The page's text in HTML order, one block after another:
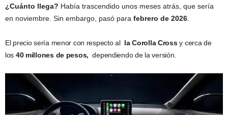
¿Cuánto llega? Había trascendido unos meses atrás, que sería
en noviembre. Sin embargo, pasó para febrero de 2026
El precio sería menor con respecto al la Corolla Crossy cerca de
los 40 millones de pesos, dependiendo de la versión.